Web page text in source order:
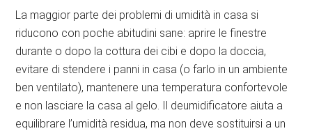
La maggior parte dei problemi di umidità in casa si
riducono con poche abitudini sane: aprire le finestre
durante o dopo la cottura dei cibi e dopo la doccia,
evitare di stendere i panni in casa (o farlo in un ambiente
ben ventilato), mantenere una temperatura confortevole
e non lasciare la casa al gelo. Il deumidificatore aiuta a
equilibrare l’umidità residua, ma non deve sostituirsi a un